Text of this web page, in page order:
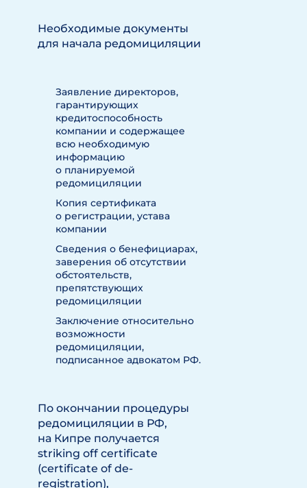
Необходимые документы
для начала редомициляции
Заявление директоров,
гарантирующих
кредитоспособность
компании и содержащее
всю необходимую
информацию
о планируемой
редомициляции
Копия сертификата
о регистрации, устава
компании
Сведения о бенефициарах,
заверения об отсутствии
обстоятельств,
препятствующих
редомициляции
Заключение относительно
возможности
редомициляции,
подписанное адвокатом РФ.
По окончании процедуры
редомициляции в РФ,
на Кипре получается
striking off certificate
(certificate of de-
registration),